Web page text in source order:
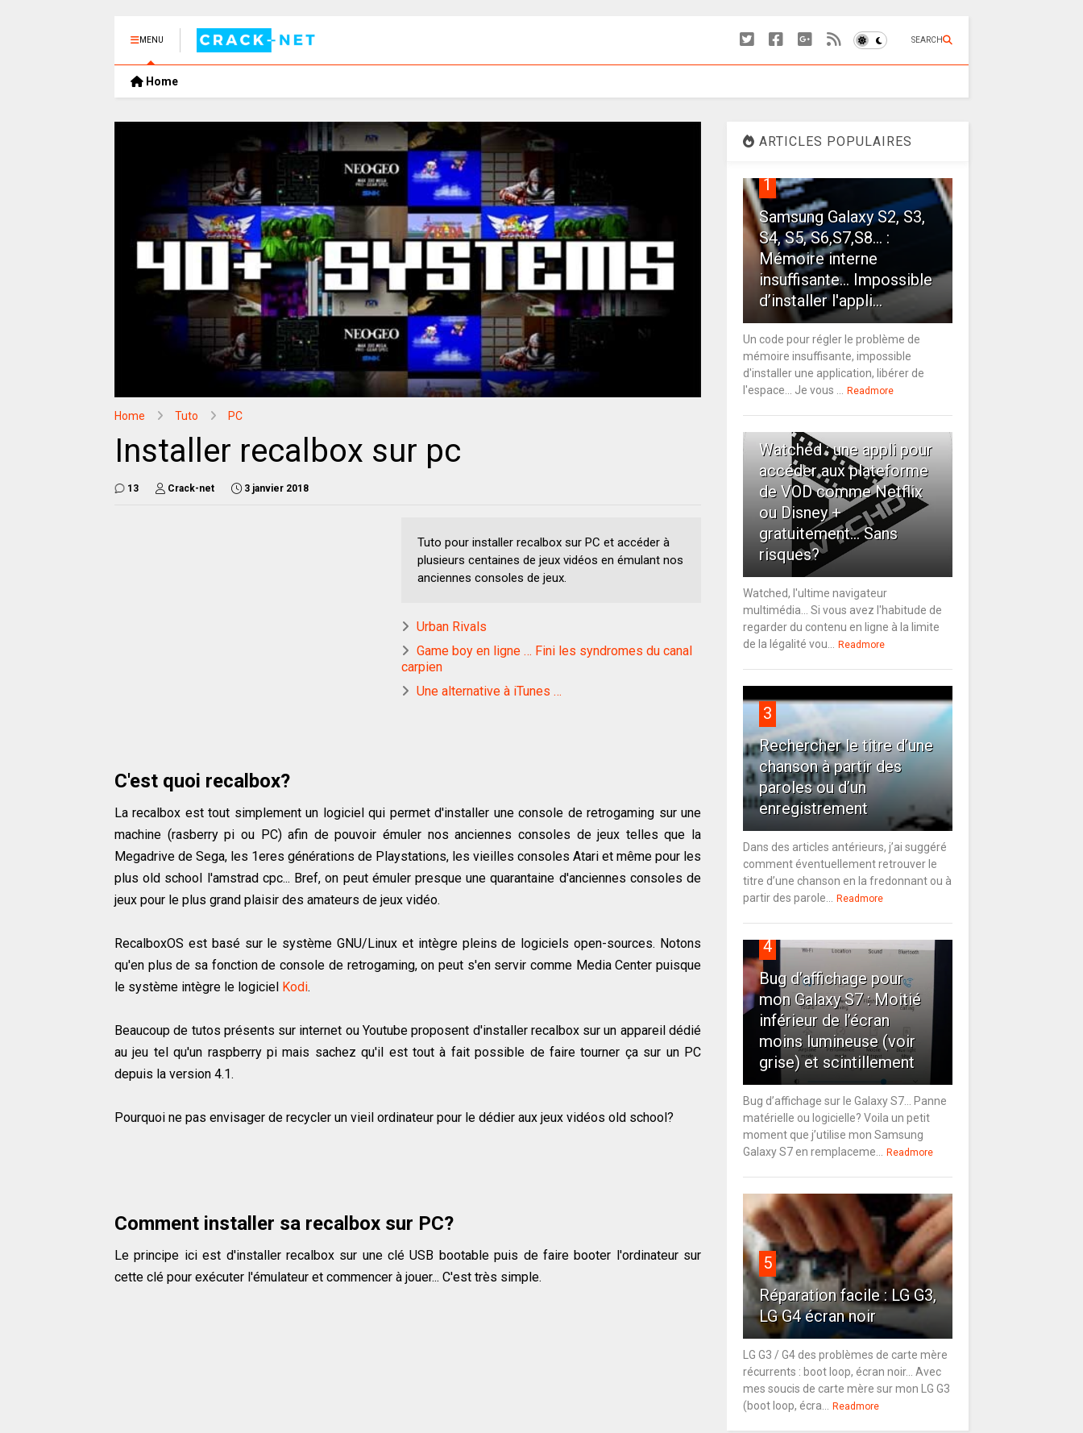
MENU SEARCH
Home
Home Tuto PC
Installer recalbox sur pc
13 Crack-net 3 janvier 2018
Tuto pour installer recalbox sur PC et accéder à
plusieurs centaines de jeux vidéos en émulant nos
anciennes consoles de jeux.
Urban Rivals
Game boy en ligne … Fini les syndromes du canal
carpien
Une alternative à iTunes …
C'est quoi recalbox?
La recalbox est tout simplement un logiciel qui permet d'installer une console de retrogaming sur une
machine (rasberry pi ou PC) afin de pouvoir émuler nos anciennes consoles de jeux telles que la
Megadrive de Sega, les 1eres générations de Playstations, les vieilles consoles Atari et même pour les
plus old school l'amstrad cpc... Bref, on peut émuler presque une quarantaine d'anciennes consoles de
jeux pour le plus grand plaisir des amateurs de jeux vidéo.
RecalboxOS est basé sur le système GNU/Linux et intègre pleins de logiciels open-sources. Notons
qu'en plus de sa fonction de console de retrogaming, on peut s'en servir comme Media Center puisque
le système intègre le logiciel Kodi.
Beaucoup de tutos présents sur internet ou Youtube proposent d'installer recalbox sur un appareil dédié
au jeu tel qu'un raspberry pi mais sachez qu'il est tout à fait possible de faire tourner ça sur un PC
depuis la version 4.1.
Pourquoi ne pas envisager de recycler un vieil ordinateur pour le dédier aux jeux vidéos old school?
Comment installer sa recalbox sur PC?
Le principe ici est d'installer recalbox sur une clé USB bootable puis de faire booter l'ordinateur sur
cette clé pour exécuter l'émulateur et commencer à jouer... C'est très simple.
ARTICLES POPULAIRES
1
Samsung Galaxy S2, S3,
S4, S5, S6,S7,S8... :
Mémoire interne
insuffisante… Impossible
d’installer l'appli...
Un code pour régler le problème de
mémoire insuffisante, impossible
d'installer une application, libérer de
l'espace... Je vous ...
Readmore
2
Watched : une appli pour
accéder aux plateforme
de VOD comme Netflix
ou Disney +
gratuitement... Sans
risques?
Watched, l'ultime navigateur
multimédia... Si vous avez l'habitude de
regarder du contenu en ligne à la limite
de la légalité vou...
Readmore
3
Rechercher le titre d’une
chanson à partir des
paroles ou d’un
enregistrement
Dans des articles antérieurs, j’ai suggéré
comment éventuellement retrouver le
titre d’une chanson en la fredonnant ou à
partir des parole...
Readmore
4
Bug d’affichage pour
mon Galaxy S7 : Moitié
inférieur de l’écran
moins lumineuse (voir
grise) et scintillement
Bug d’affichage sur le Galaxy S7… Panne
matérielle ou logicielle? Voila un petit
moment que j’utilise mon Samsung
Galaxy S7 en remplaceme...
Readmore
5
Réparation facile : LG G3,
LG G4 écran noir
LG G3 / G4 des problèmes de carte mère
récurrents : boot loop, écran noir... Avec
mes soucis de carte mère sur mon LG G3
(boot loop, écra...
Readmore